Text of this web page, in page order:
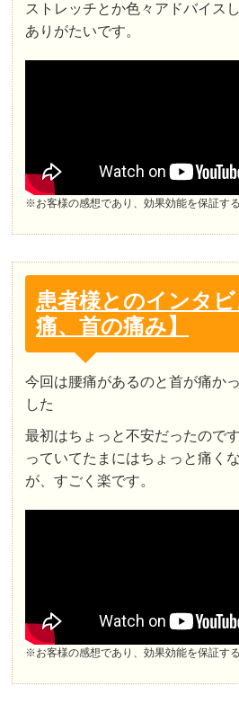
ストレッチとか色々アドバイス
ありがたいです。
※お客様の感想であり、効果効能を保証す
患者様とのインタ
痛、首の痛み】
今回は腰痛があるのと首が痛か
した
最初はちょっと不安だったので
っていてたまにはちょっと痛く
が、すごく楽です。
※お客様の感想であり、効果効能を保証す